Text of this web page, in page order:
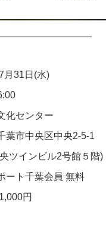
31日(水)
化センター
市中央区中央2-5-1
ンビル2号館５階)
ート千葉会員 無料
円